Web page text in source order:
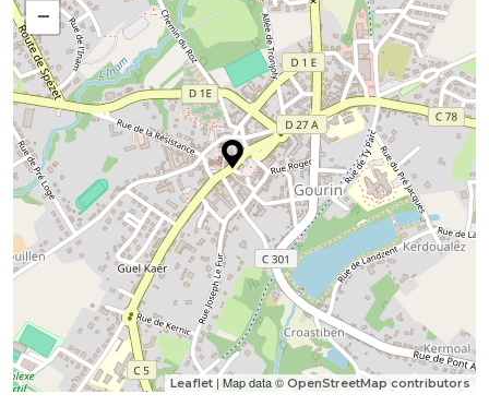
−
Leaflet | Map data © OpenStreetMap contributors